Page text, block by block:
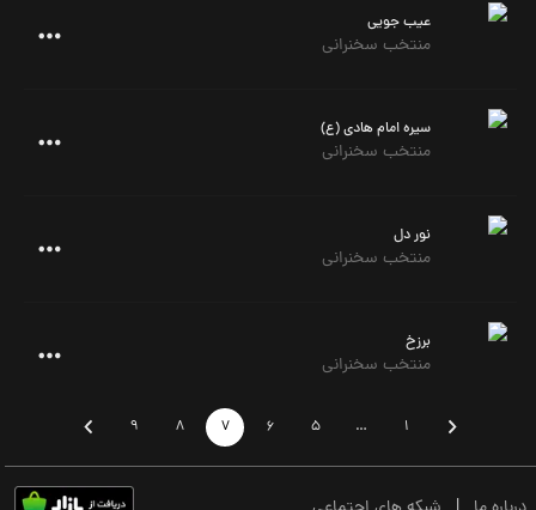
عیب جویی
منتخب سخنرانی
سیره امام هادی (ع)
منتخب سخنرانی
نور دل
منتخب سخنرانی
برزخ
منتخب سخنرانی
1
…
5
6
7
8
9